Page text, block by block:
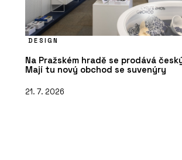
DESIGN
Na Pražském hradě se prodává
Mají tu nový obchod se suvenýry
21. 7. 2026